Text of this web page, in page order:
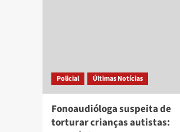
Pessoa
Policial Últimas Notícias
Fonoaudióloga suspeita de
torturar crianças autistas: